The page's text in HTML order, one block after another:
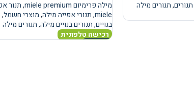
תנורים,תנורים מילה
מילה פרימיום miele premium ,תנור
miele
,תנורי אפייה מילה,מוצרי חשמל,
בנויים,תנורים בנויים מילה,תנורים מילה
רכישה טלפונית